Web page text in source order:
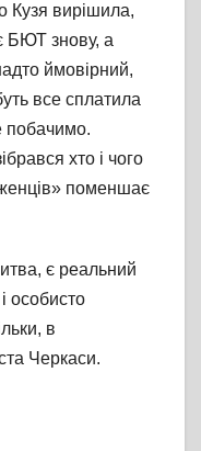
Кузя вирішила,
БЮТ знову, а
ймовірний,
все сплатила
побачимо.
хто і чого
поменшає
є реальний
особисто
в
Черкаси.